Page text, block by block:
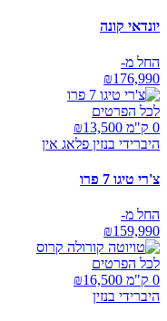
יונדאי קונה
החל מ-
₪176,990
לכל הפרטים
0 ק"מ ₪
13,500
היברידי בנזין פלאג אין
צ'רי טיגו 7 פרו
החל מ-
₪159,990
לכל הפרטים
0 ק"מ ₪
16,500
היברידי בנזין